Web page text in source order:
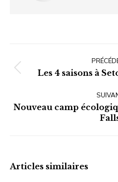
article
:
Les 4 saisons à
Nouveau camp
Articles similaires